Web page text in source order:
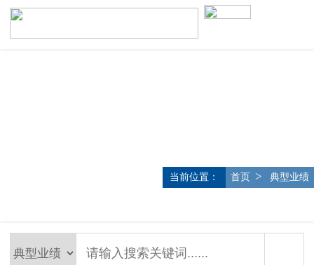
当前位置： 首页 > 典型业绩